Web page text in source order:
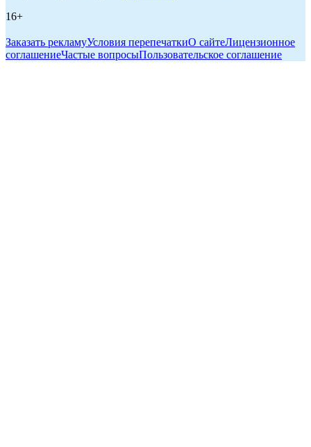
16+
Заказать рекламуУсловия перепечаткиО сайтеЛицензионное
соглашениеЧастые вопросыПользовательское соглашение